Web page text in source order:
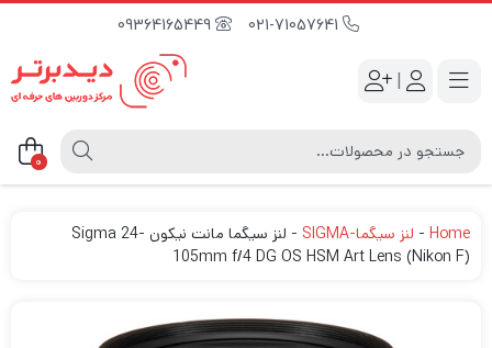
09364165449
|
0
Home
- لنز سیگما-SIGMA -
لنز سیگما مانت نیکون Sigma 24-
105mm f/4 DG OS HSM Art Lens (Nikon F)